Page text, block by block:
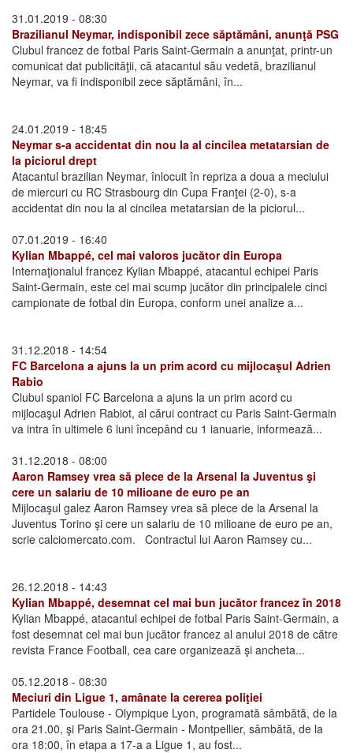
31.01.2019 - 08:30
Brazilianul Neymar, indisponibil zece săptămâni, anunţă PSG
Clubul francez de fotbal Paris Saint-Germain a anunţat, printr-un
comunicat dat publicităţii, că atacantul său vedetă, brazilianul
Neymar, va fi indisponibil zece săptămâni, în...
24.01.2019 - 18:45
Neymar s-a accidentat din nou la al cincilea metatarsian de
la piciorul drept
Atacantul brazilian Neymar, înlocuit în repriza a doua a meciului
de miercuri cu RC Strasbourg din Cupa Franţei (2-0), s-a
accidentat din nou la al cincilea metatarsian de la piciorul...
07.01.2019 - 16:40
Kylian Mbappé, cel mai valoros jucător din Europa
Internaţionalul francez Kylian Mbappé, atacantul echipei Paris
Saint-Germain, este cel mai scump jucător din principalele cinci
campionate de fotbal din Europa, conform unei analize a...
31.12.2018 - 14:54
FC Barcelona a ajuns la un prim acord cu mijlocaşul Adrien
Rabio
Clubul spaniol FC Barcelona a ajuns la un prim acord cu
mijlocaşul Adrien Rabiot, al cărui contract cu Paris Saint-Germain
va intra în ultimele 6 luni începând cu 1 ianuarie, informează...
31.12.2018 - 08:00
Aaron Ramsey vrea să plece de la Arsenal la Juventus şi
cere un salariu de 10 milioane de euro pe an
Mijlocaşul galez Aaron Ramsey vrea să plece de la Arsenal la
Juventus Torino şi cere un salariu de 10 milioane de euro pe an,
scrie calciomercato.com. Contractul lui Aaron Ramsey cu...
26.12.2018 - 14:43
Kylian Mbappé, desemnat cel mai bun jucător francez în 2018
Kylian Mbappé, atacantul echipei de fotbal Paris Saint-Germain, a
fost desemnat cel mai bun jucător francez al anului 2018 de către
revista France Football, cea care organizează şi ancheta...
05.12.2018 - 08:30
Meciuri din Ligue 1, amânate la cererea poliţiei
Partidele Toulouse - Olympique Lyon, programată sâmbătă, de la
ora 21.00, şi Paris Saint-Germain - Montpellier, sâmbătă, de la
ora 18:00, în etapa a 17-a a Ligue 1, au fost...